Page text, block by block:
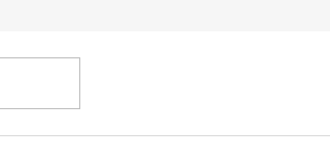
souborů cookies Podmínky ochrany